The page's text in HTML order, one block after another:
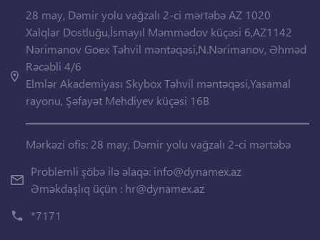
28 may, Dəmir yolu vağzalı 2-ci mərtəbə AZ 1020
Xalqlar Dostluğu,İsmayıl Məmmədov küçəsi 6,AZ1142
Nərimanov Goex Təhvil məntəqəsi,N.Nərimanov, Əhməd
Rəcəbli 4/6
Elmlər Akademiyası Skybox Təhvil məntəqəsi,Yasamal
rayonu, Şəfayət Mehdiyev küçəsi 16B
Mərkəzi ofis: 28 may, Dəmir yolu vağzalı 2-ci mərtəbə
Problemli şöbə ilə əlaqə: info@dynamex.az
Əməkdaşlıq üçün : hr@dynamex.az
*7171